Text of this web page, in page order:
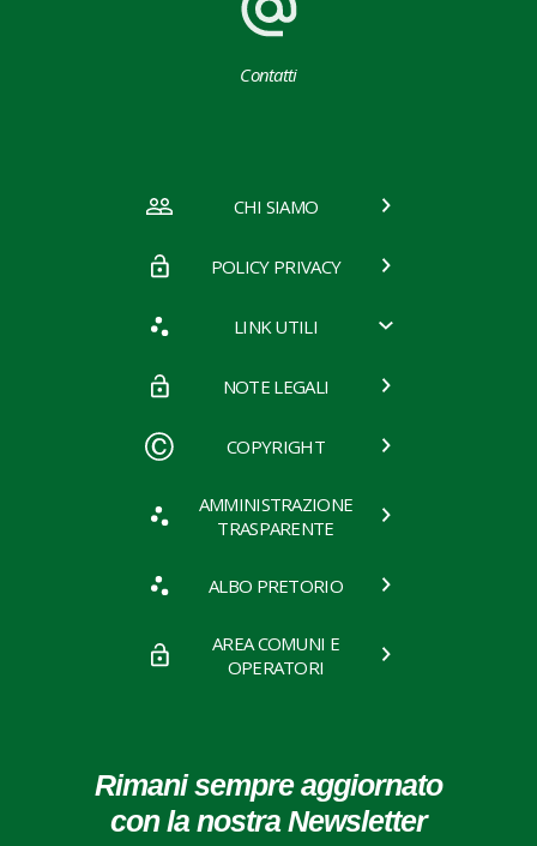
Contatti
CHI SIAMO
POLICY PRIVACY
LINK UTILI
NOTE LEGALI
COPYRIGHT
AMMINISTRAZIONE
TRASPARENTE
ALBO PRETORIO
AREA COMUNI E
OPERATORI
Rimani sempre aggiornato
con la nostra Newsletter